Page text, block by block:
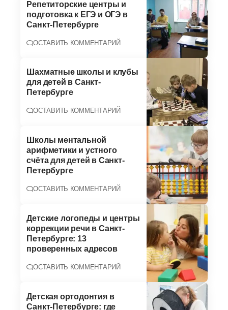
Репетиторские центры и
подготовка к ЕГЭ и ОГЭ в
Санкт-Петербурге
ОСТАВИТЬ КОММЕНТАРИЙ
Шахматные школы и клубы
для детей в Санкт-
Петербурге
ОСТАВИТЬ КОММЕНТАРИЙ
Школы ментальной
арифметики и устного
счёта для детей в Санкт-
Петербурге
ОСТАВИТЬ КОММЕНТАРИЙ
Детские логопеды и центры
коррекции речи в Санкт-
Петербурге: 13
проверенных адресов
ОСТАВИТЬ КОММЕНТАРИЙ
Детская ортодонтия в
Санкт-Петербурге: где